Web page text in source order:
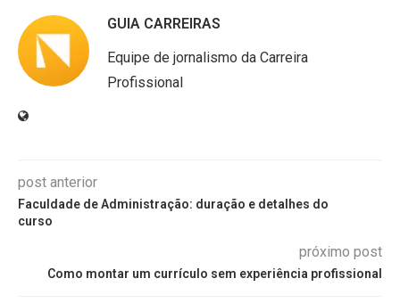
GUIA CARREIRAS
Equipe de jornalismo da Carreira
Profissional
post anterior
Faculdade de Administração: duração e detalhes do
curso
próximo post
Como montar um currículo sem experiência profissional